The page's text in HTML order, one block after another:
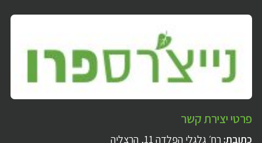
פרטי יצירת קשר
כתובת: רח׳ גלגלי הפלדה 11, הרצליה